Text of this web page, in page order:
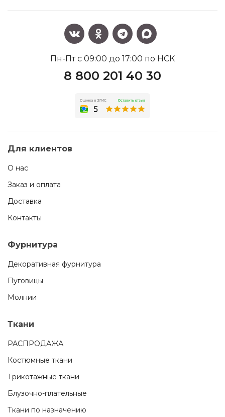
Пн-Пт с 09:00 до 17:00 по НСК
8 800 201 40 30
Для клиентов
О нас
Заказ и оплата
Доставка
Контакты
Фурнитура
Декоративная фурнитура
Пуговицы
Молнии
Ткани
РАСПРОДАЖА
Костюмные ткани
Трикотажные ткани
Блузочно-плательные
Ткани по назначению